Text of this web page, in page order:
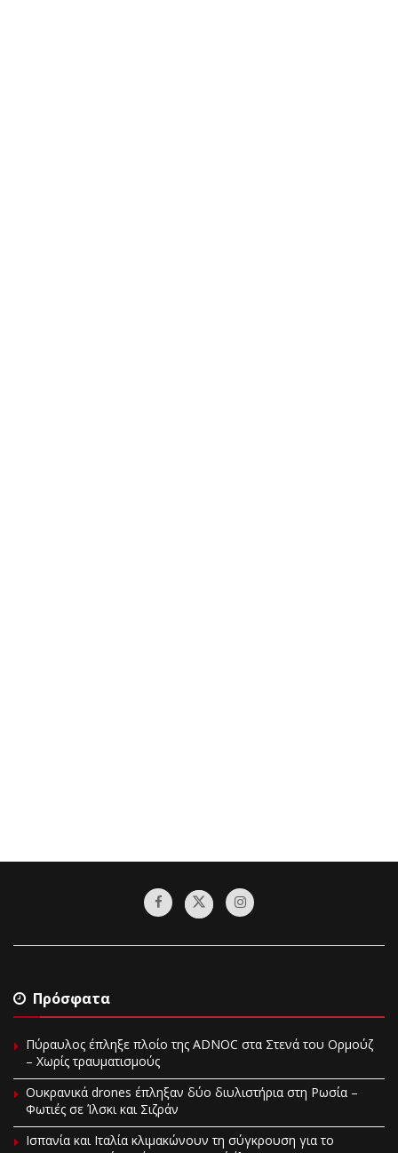
Πρόσφατα
Πύραυλος έπληξε πλοίο της ADNOC στα Στενά του Ορμούζ
– Χωρίς τραυματισμούς
Ουκρανικά drones έπληξαν δύο διυλιστήρια στη Ρωσία –
Φωτιές σε Ίλσκι και Σιζράν
Ισπανία και Ιταλία κλιμακώνουν τη σύγκρουση για το